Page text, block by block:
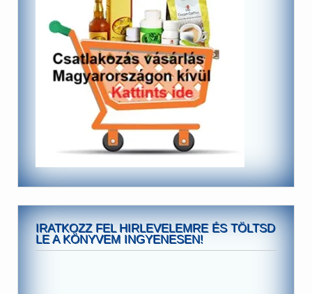
IRATKOZZ FEL HIRLEVELEMRE ÉS TÖLTSD
LE A KÖNYVEM INGYENESEN!